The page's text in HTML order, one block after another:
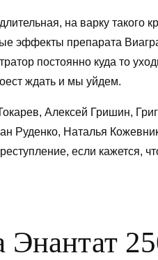
на варку такого
эффекты препарата
постоянно куда то
ждать и мы уйдем.
Алексей Гришин,
Руденко, Наталья
если кажется,
Энантат